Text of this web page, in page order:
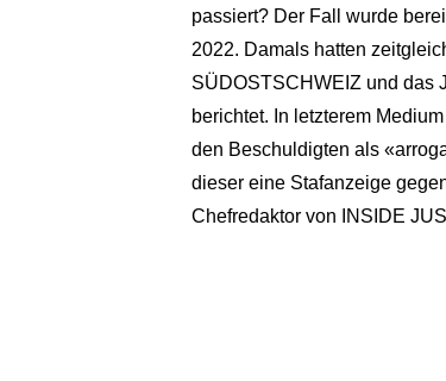
passiert? Der Fall wurde
2022. Damals hatten
SÜDOSTSCHWEIZ und das
berichtet. In letzterem
den Beschuldigten als
dieser eine Stafanzeige
Chefredaktor von INSIDE